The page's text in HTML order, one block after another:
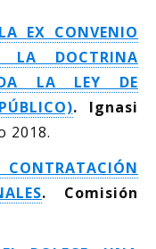
EX CONVENIO
LA DOCTRINA
LA LEY DE
. Ignasi
2018.
. Comisión